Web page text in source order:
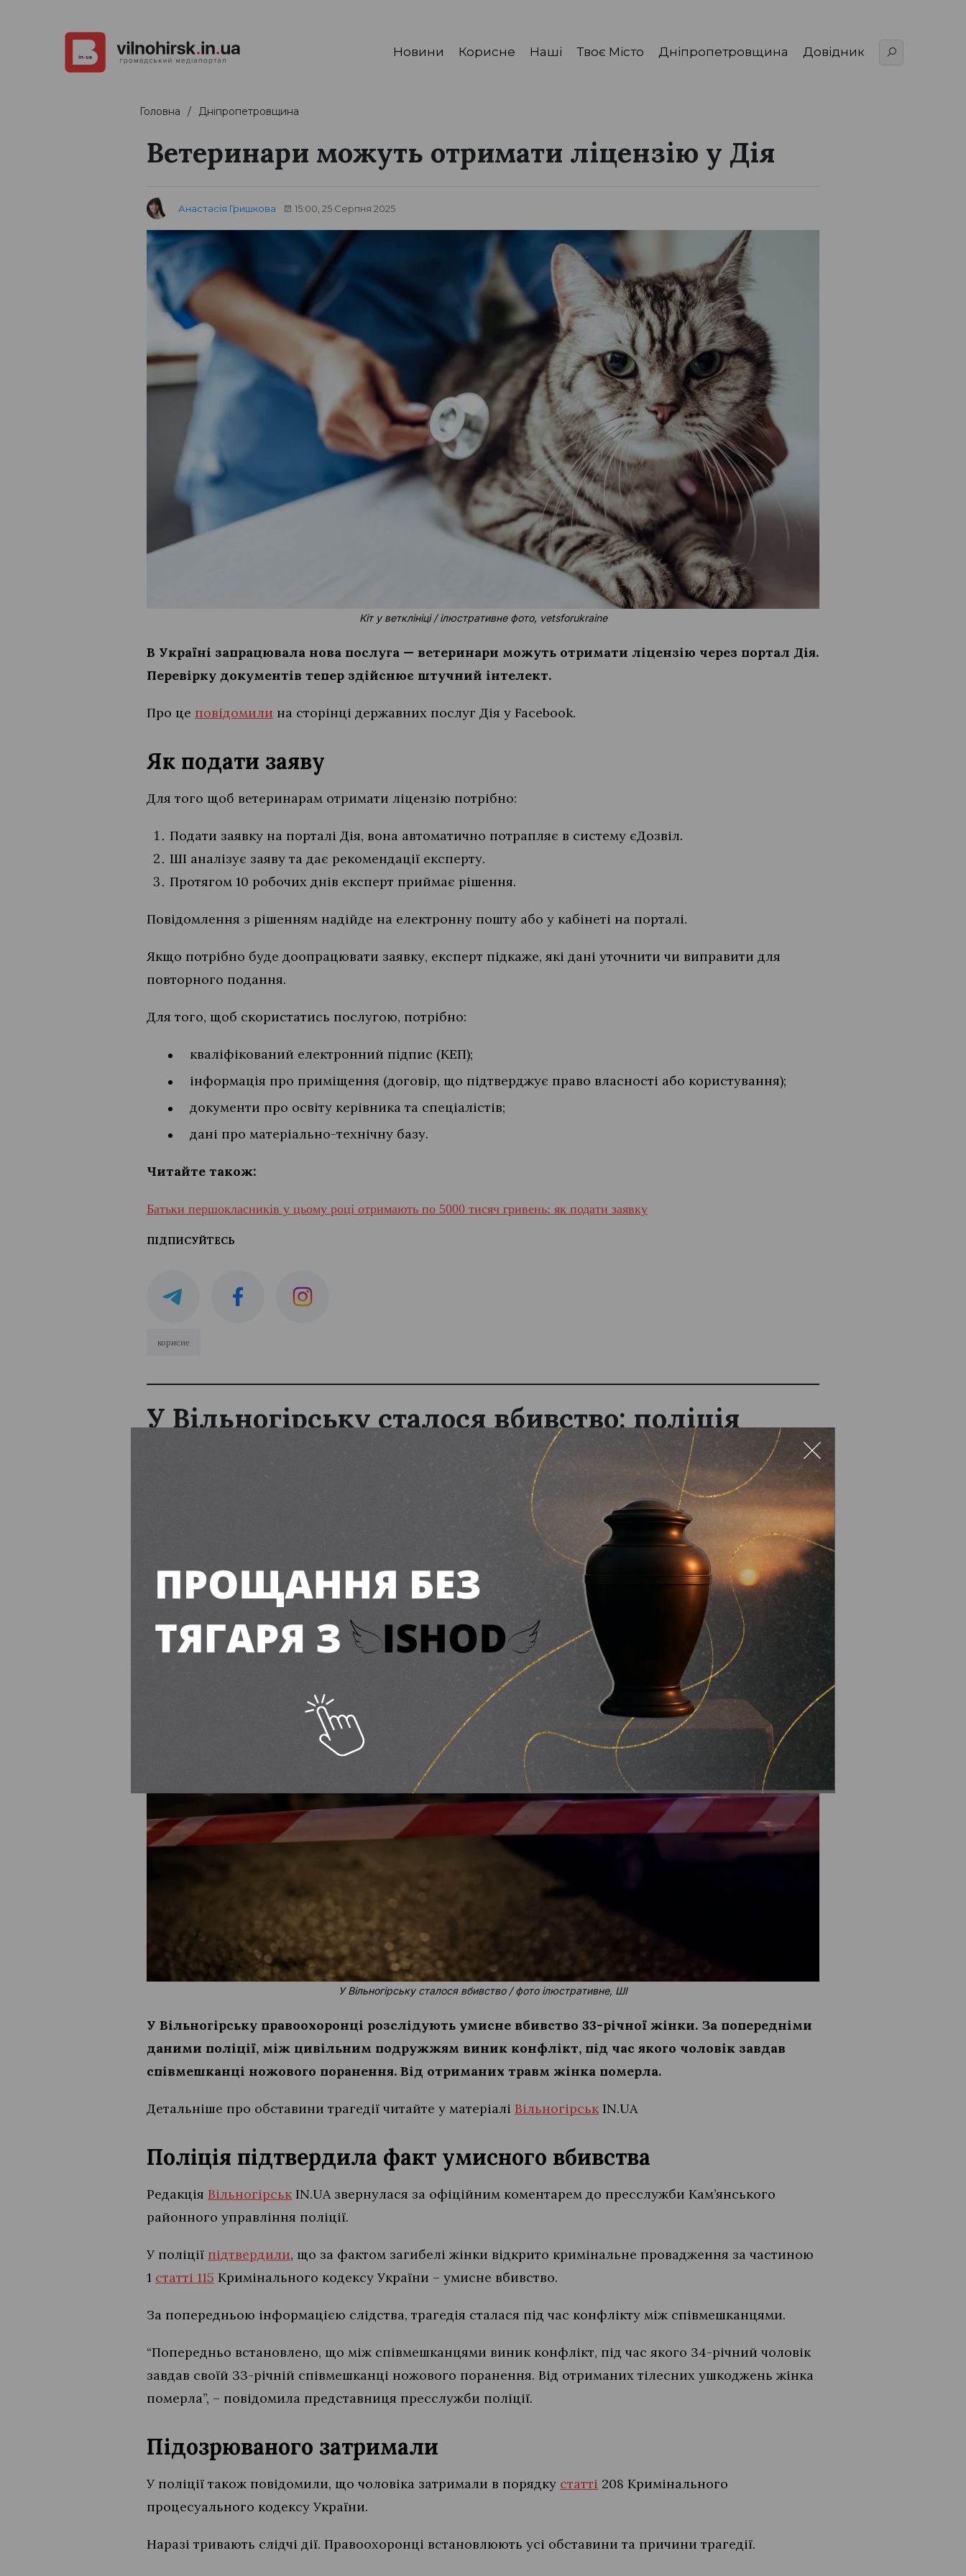
Новини Корисне Наші Твоє Місто Дніпропетровщина Довідник
Головна Дніпропетровщина
Ветеринари можуть отримати ліцензію у Дія
Анастасія Гришкова 15:00, 25 Серпня 2025
Кіт у ветклініці / ілюстративне фото, vetsforukraine
В Україні запрацювала нова послуга — ветеринари можуть отримати ліцензію через портал Дія.
Перевірку документів тепер здійснює штучний інтелект.
Про це повідомили на сторінці державних послуг Дія у Facebook.
Як подати заяву
Для того щоб ветеринарам отримати ліцензію потрібно:
Подати заявку на порталі Дія, вона автоматично потрапляє в систему єДозвіл.
ШІ аналізує заяву та дає рекомендації експерту.
Протягом 10 робочих днів експерт приймає рішення.
Повідомлення з рішенням надійде на електронну пошту або у кабінеті на порталі.
Якщо потрібно буде доопрацювати заявку, експерт підкаже, які дані уточнити чи виправити для
повторного подання.
Для того, щоб скористатись послугою, потрібно:
кваліфікований електронний підпис (КЕП);
інформація про приміщення (договір, що підтверджує право власності або користування);
документи про освіту керівника та спеціалістів;
дані про матеріально-технічну базу.
Читайте також:
Батьки першокласників у цьому році отримають по 5000 тисяч гривень: як подати заявку
ПІДПИСУЙТЕСЬ
корисне
У Вільногірську сталося вбивство: поліція
затримала 34-річного підозрюваного
У Вільногірську сталося вбивство / фото ілюстративне, ШІ
У Вільногірську правоохоронці розслідують умисне вбивство 33-річної жінки. За попередніми
даними поліції, між цивільним подружжям виник конфлікт, під час якого чоловік завдав
співмешканці ножового поранення. Від отриманих травм жінка померла.
Детальніше про обставини трагедії читайте у матеріалі Вільногірськ IN.UA
Поліція підтвердила факт умисного вбивства
Редакція Вільногірськ IN.UA звернулася за офіційним коментарем до пресслужби Кам’янського
районного управління поліції.
У поліції підтвердили, що за фактом загибелі жінки відкрито кримінальне провадження за частиною
1 статті 115 Кримінального кодексу України – умисне вбивство.
За попередньою інформацією слідства, трагедія сталася під час конфлікту між співмешканцями.
“Попередньо встановлено, що між співмешканцями виник конфлікт, під час якого 34-річний чоловік
завдав своїй 33-річній співмешканці ножового поранення. Від отриманих тілесних ушкоджень жінка
померла”, – повідомила представниця пресслужби поліції.
Підозрюваного затримали
У поліції також повідомили, що чоловіка затримали в порядку статті 208 Кримінального
процесуального кодексу України.
Наразі тривають слідчі дії. Правоохоронці встановлюють усі обставини та причини трагедії.